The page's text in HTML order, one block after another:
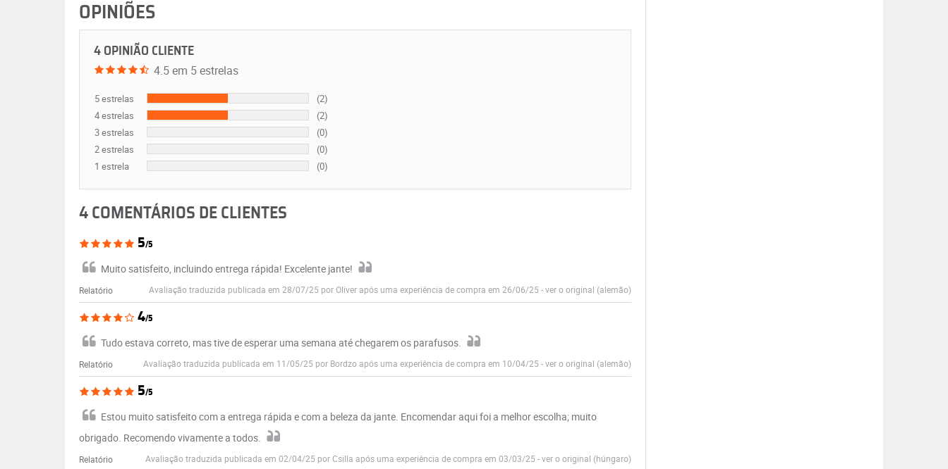
OPINIÕES
4 OPINIÃO CLIENTE
4.5 em 5 estrelas
5 estrelas
(2)
4 estrelas
(2)
3 estrelas
(0)
2 estrelas
(0)
1 estrela
(0)
4 COMENTÁRIOS DE CLIENTES
5/5
Muito satisfeito, incluindo entrega rápida! Excelente jante!
Relatório Avaliação traduzida publicada em 28/07/25 por Oliver após uma experiência de compra em 26/06/25 -ver o original (alemão)
4/5
Tudo estava correto, mas tive de esperar uma semana até chegarem os parafusos.
Relatório Avaliação traduzida publicada em 11/05/25 por Bordzo após uma experiência de compra em 10/04/25 -ver o original (alemão)
5/5
Estou muito satisfeito com a entrega rápida e com a beleza da jante. Encomendar aqui foi a melhor escolha; muito
obrigado. Recomendo vivamente a todos.
Relatório Avaliação traduzida publicada em 02/04/25 por Csilla após uma experiência de compra em 03/03/25 -ver o original (húngaro)